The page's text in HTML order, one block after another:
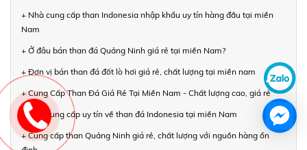
+ Nhà cung cấp than Indonesia nhập khẩu uy tín hàng đầu tại miền
Nam
+ Ở đâu bán than đá Quảng Ninh giá rẻ tại miền Nam?
+ Đơn vị bán than đá đốt lò hơi giá rẻ, chất lượng tại miền nam
+ Cung Cấp Than Đá Giá Rẻ Tại Miền Nam - Chất lượng cao, giá rẻ
+ Nhà cung cấp uy tín về than đá Indonesia tại miền Nam
+ Cung cấp than Quảng Ninh giá rẻ, chất lượng với nguồn hàng ổn